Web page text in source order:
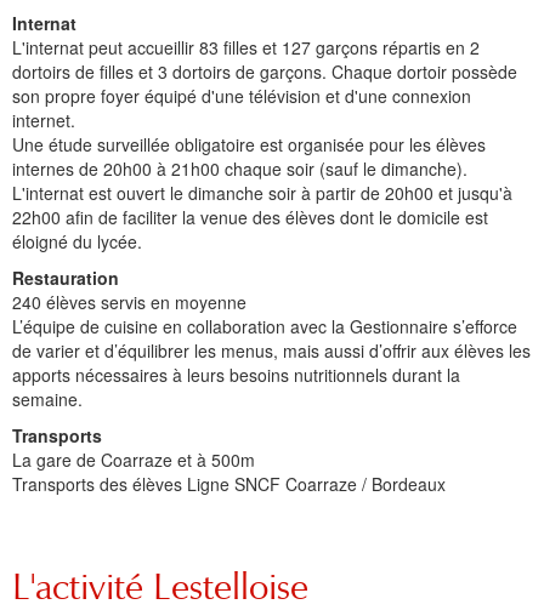
Internat
L'internat peut accueillir 83 filles et 127 garçons répartis en 2
dortoirs de filles et 3 dortoirs de garçons. Chaque dortoir possède
son propre foyer équipé d'une télévision et d'une connexion
internet.
Une étude surveillée obligatoire est organisée pour les élèves
internes de 20h00 à 21h00 chaque soir (sauf le dimanche).
L'internat est ouvert le dimanche soir à partir de 20h00 et jusqu'à
22h00 afin de faciliter la venue des élèves dont le domicile est
éloigné du lycée.
Restauration
240 élèves servis en moyenne
L’équipe de cuisine en collaboration avec la Gestionnaire s’efforce
de varier et d’équilibrer les menus, mais aussi d’offrir aux élèves les
apports nécessaires à leurs besoins nutritionnels durant la
semaine.
Transports
La gare de Coarraze et à 500m
Transports des élèves Ligne SNCF Coarraze / Bordeaux
L'activité Lestelloise